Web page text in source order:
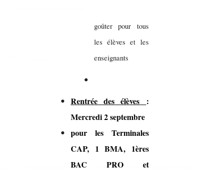
goûter pour tous
les élèves et les
enseignants
Rentrée des élèves :
Mercredi 2 septembre
pour les Terminales
CAP, 1 BMA, 1ères
BAC PRO et
Je comprends que les données saisies ne seront utilisées qu'aux fins